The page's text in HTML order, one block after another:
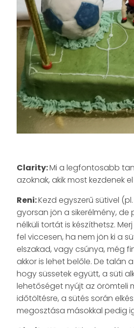
Clarity:Mi a legfontosabb
azoknak, akik most kezdenek
Reni:Kezd egyszerű sütivel
gyorsan jön a sikerélmény, de
nélküli tortát is készíthetsz.
fel viccesen, ha nem jön ki a
elszakad, vagy csúnya, még
akkor is lehet belőle. De talán
hogy süssetek együtt, a süti
lehetőséget nyújt az örömteli
időtöltésre, a sütés során
megosztása másokkal pedig